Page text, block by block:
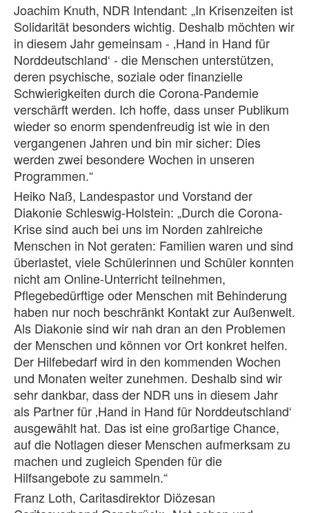
Joachim Knuth, NDR Intendant: „In Krisenzeiten ist
Solidarität besonders wichtig. Deshalb möchten wir
in diesem Jahr gemeinsam - ‚Hand in Hand für
Norddeutschland‘ - die Menschen unterstützen,
deren psychische, soziale oder finanzielle
Schwierigkeiten durch die Corona-Pandemie
verschärft werden. Ich hoffe, dass unser Publikum
wieder so enorm spendenfreudig ist wie in den
vergangenen Jahren und bin mir sicher: Dies
werden zwei besondere Wochen in unseren
Programmen.“
Heiko Naß, Landespastor und Vorstand der
Diakonie Schleswig-Holstein: „Durch die Corona-
Krise sind auch bei uns im Norden zahlreiche
Menschen in Not geraten: Familien waren und sind
überlastet, viele Schülerinnen und Schüler konnten
nicht am Online-Unterricht teilnehmen,
Pflegebedürftige oder Menschen mit Behinderung
haben nur noch beschränkt Kontakt zur Außenwelt.
Als Diakonie sind wir nah dran an den Problemen
der Menschen und können vor Ort konkret helfen.
Der Hilfebedarf wird in den kommenden Wochen
und Monaten weiter zunehmen. Deshalb sind wir
sehr dankbar, dass der NDR uns in diesem Jahr
als Partner für ‚Hand in Hand für Norddeutschland‘
ausgewählt hat. Das ist eine großartige Chance,
auf die Notlagen dieser Menschen aufmerksam zu
machen und zugleich Spenden für die
Hilfsangebote zu sammeln.“
Franz Loth, Caritasdirektor Diözesan